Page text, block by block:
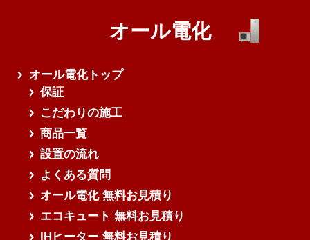
オール電化
オール電化トップ
保証
こだわりの施工
商品一覧
設置の流れ
よくある質問
オール電化 無料お見積り
エコキュート 無料お見積り
IHヒーター 無料お見積り